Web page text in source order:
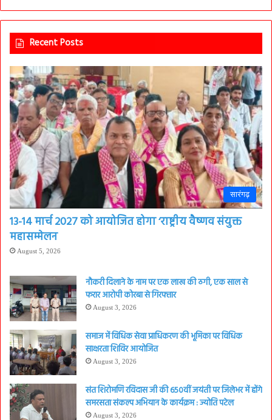
Recent Posts
सारंगढ़
13-14 मार्च 2027 को आयोजित होगा ‘राष्ट्रीय वैष्णव संयुक्त
महासम्मेलन
August 5, 2026
नौकरी दिलाने के नाम पर एक लाख की ठगी, एक साल से
फरार आरोपी कोरबा से गिरफ्तार
August 3, 2026
समाज में विधिक सेवा प्राधिकरण की भूमिका पर विधिक
साक्षरता शिविर आयोजित
August 3, 2026
संत शिरोमणि रविदास जी की 650वीं जयंती पर जिलेभर में होंगे
समरसता संकल्प अभियान के कार्यक्रम : ज्योति पटेल
August 3, 2026